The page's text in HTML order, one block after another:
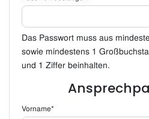
Das Passwort muss aus
sowie mindestens 1
und 1 Ziffer beinhalten.
Vorname*